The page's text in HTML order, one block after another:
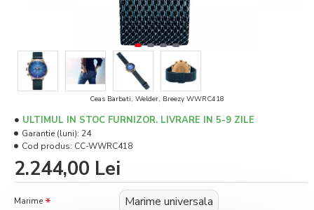
Ceas Barbati, Welder, Breezy WWRC418
2.244,00 Lei
ULTIMUL IN STOC FURNIZOR. LIVRARE IN 5-9 ZILE
Garantie (luni): 24
Cod produs: CC-WWRC418
Marime Marime universala